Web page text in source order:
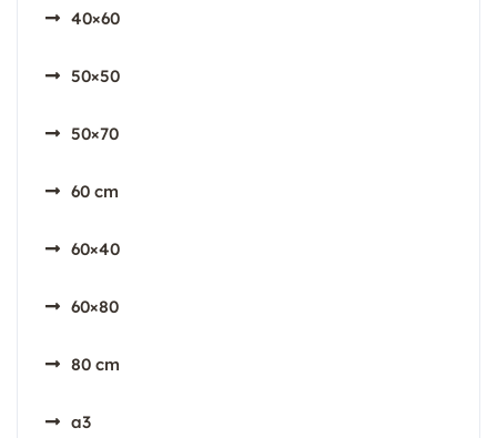
40×60
50×50
50×70
60 cm
60×40
60×80
80 cm
a3